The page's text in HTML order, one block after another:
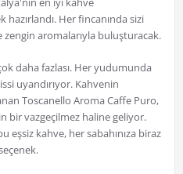
Her fincanında sizi
aromalarıyla buluşturacak.
daha fazlası. Her yudumunda
uyandırıyor. Kahvenin
Toscanello Aroma Caffe Puro,
bir vazgeçilmez haline geliyor.
eşsiz kahve, her sabahınıza biraz